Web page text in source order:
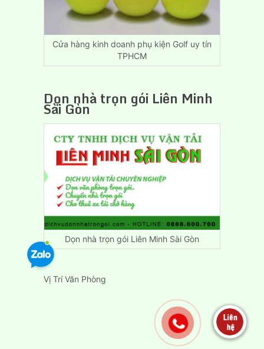
Cửa hàng kinh doanh phụ kiện Golf uy tín
TPHCM
Dọn nhà trọn gói Liên Minh
Sài Gòn
Dọn nhà trọn gói Liên Minh Sài Gòn
Vị Trí Văn Phòng